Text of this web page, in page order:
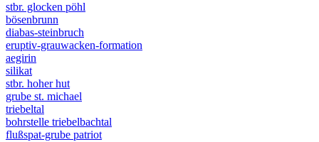
stbr. glocken pöhl
bösenbrunn
diabas-steinbruch
eruptiv-grauwacken-formation
aegirin
silikat
stbr. hoher hut
grube st. michael
triebeltal
bohrstelle triebelbachtal
flußspat-grube patriot